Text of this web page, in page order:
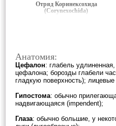
Отряд Коринексохида
(Corynexochida)
Анатомия:
Цефалон: глабель
цефалона; борозды глабели
гладкую поверхность);
Гипостома: обычно
надвигающаяся (impendent);
Глаза: обычно большие, у